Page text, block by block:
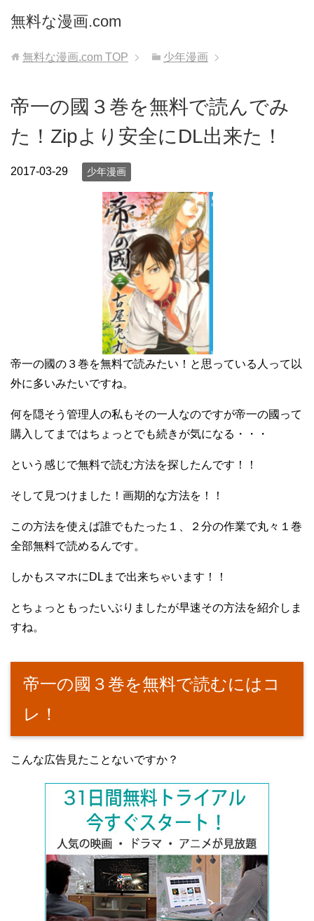
無料な漫画.com
無料な漫画.com TOP 少年漫画
帝一の國３巻を無料で読んでみ
た！Zipより安全にDL出来た！
2017-03-29 少年漫画
帝一の國の３巻を無料で読みたい！と思っている人って以
外に多いみたいですね。
何を隠そう管理人の私もその一人なのですが帝一の國って
購入してまではちょっとでも続きが気になる・・・
という感じで無料で読む方法を探したんです！！
そして見つけました！画期的な方法を！！
この方法を使えば誰でもたった１、２分の作業で丸々１巻
全部無料で読めるんです。
しかもスマホにDLまで出来ちゃいます！！
とちょっともったいぶりましたが早速その方法を紹介しま
すね。
帝一の國３巻を無料で読むにはコ
レ！
こんな広告見たことないですか？